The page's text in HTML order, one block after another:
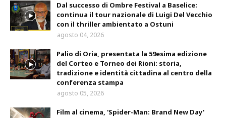
Dal successo di Ombre Festival a Baselice:
continua il tour nazionale di Luigi Del Vecchio
con il thriller ambientato a Ostuni
agosto 04, 2026
Palio di Oria, presentata la 59esima edizione
del Corteo e Torneo dei Rioni: storia,
tradizione e identità cittadina al centro della
conferenza stampa
agosto 05, 2026
Film al cinema, 'Spider-Man: Brand New Day'